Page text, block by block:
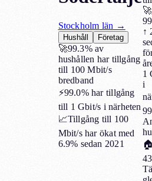
Stockholm län →
Hushåll Företag
🚀99.3% av
hushållen har tillgång
till 100 Mbit/s
bredband
⚡99.0% har tillgång
till 1 Gbit/s i närheten
📈Tillgång till 100
Mbit/s har ökat med
6.9% sedan 2021
🚀
↑
1
i
🏠